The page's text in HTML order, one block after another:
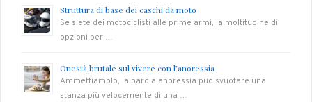
Struttura di base dei caschi da moto
Se siete dei motociclisti alle prime armi, la moltitudine di
opzioni per …
Onestà brutale sul vivere con l’anoressia
Ammettiamolo, la parola anoressia può svuotare una
stanza più velocemente di una …